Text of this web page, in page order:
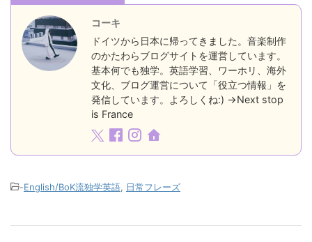
コーキ
ドイツから日本に帰ってきました。音楽制作
のかたわらブログサイトを運営しています。
基本何でも独学。英語学習、ワーホリ、海外
文化、ブログ運営について「役立つ情報」を
発信しています。よろしくね:) →Next stop
is France
-English/BoK流独学英語 日常フレーズ